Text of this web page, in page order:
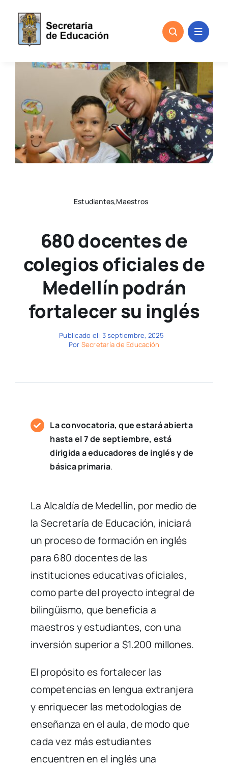
content
Estudiantes,Maestros
680 docentes de
colegios oficiales de
Medellín podrán
fortalecer su inglés
Publicado el: 3 septiembre, 2025
Por Secretaría de Educación
La convocatoria, que estará abierta
hasta el 7 de septiembre, está
dirigida a educadores de inglés y de
básica primaria.
La Alcaldía de Medellín, por medio de
la Secretaría de Educación, iniciará
un proceso de formación en inglés
para 680 docentes de las
instituciones educativas oficiales,
como parte del proyecto integral de
bilingüismo, que beneficia a
maestros y estudiantes, con una
inversión superior a $1.200 millones.
El propósito es fortalecer las
competencias en lengua extranjera
y enriquecer las metodologías de
enseñanza en el aula, de modo que
cada vez más estudiantes
encuentren en el inglés una